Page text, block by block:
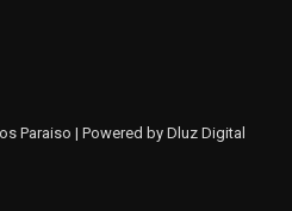
Paraiso | Powered by Dluz Digital